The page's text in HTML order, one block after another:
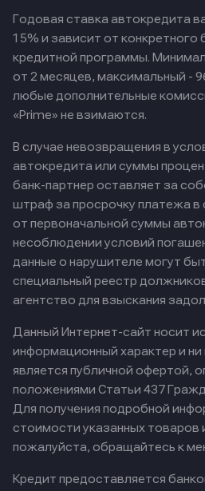
Годовая ставка автокредита
15% и зависит от конкретного
кредитной программы.
от 2 месяцев, максимальный -
любые дополнительные
«Prime» не взимаются.
В случае невозвращения в
автокредита или суммы
банк-партнер оставляет за
штраф за просрочку платежа в
от первоначальной суммы
несоблюдении условий
данные о нарушителе могут
специальный реестр
агентство для взыскания
Данный Интернет-сайт носит
информационный характер и ни
является публичной офертой,
положениями Статьи 437
Для получения подробной
стоимости указанных товаров
пожалуйста, обращайтесь к
Кредит предоставляется